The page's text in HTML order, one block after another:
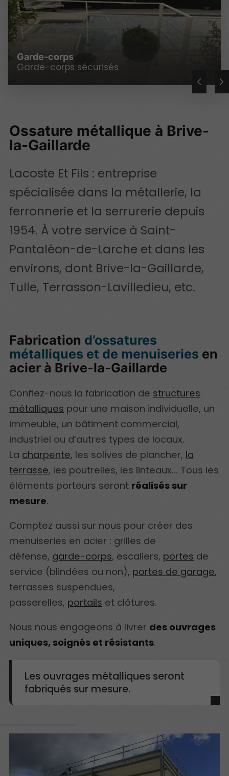
Garde-corps
Garde-corps sécurisés
Ossature métallique à Brive-
la-Gaillarde
Lacoste Et Fils : entreprise
spécialisée dans la métallerie, la
ferronnerie et la serrurerie depuis
1954. À votre service à Saint-
Pantaléon-de-Larche et dans les
environs, dont Brive-la-Gaillarde,
Tulle, Terrasson-Lavilledieu, etc.
Fabrication d’ossatures
métalliques et de menuiseries en
acier à Brive-la-Gaillarde
Confiez-nous la fabrication de structures
métalliques pour une maison individuelle, un
immeuble, un bâtiment commercial,
industriel ou d’autres types de locaux.
La charpente, les solives de plancher, la
terrasse, les poutrelles, les linteaux... Tous les
éléments porteurs seront réalisés sur
mesure.
Comptez aussi sur nous pour créer des
menuiseries en acier : grilles de
défense, garde-corps, escaliers, portes de
service (blindées ou non), portes de garage,
terrasses suspendues,
passerelles, portails et clôtures.
Nous nous engageons à livrer des ouvrages
uniques, soignés et résistants.
Les ouvrages métalliques seront
fabriqués sur mesure.